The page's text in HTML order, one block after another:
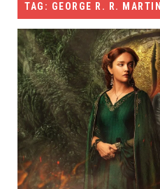
TAG: GEORGE R. R. MARTIN